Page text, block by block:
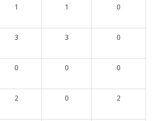
1 1 0
3 3 0
0 0 0
2 0 2